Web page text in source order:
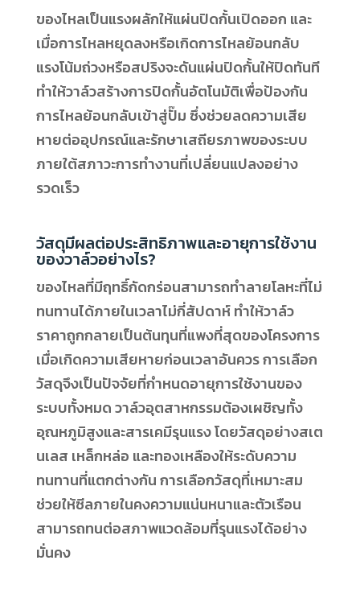
ของไหลเป็นแรงผลักให้แผ่นปิดกั้นเปิดออก และ
เมื่อการไหลหยุดลงหรือเกิดการไหลย้อนกลับ
แรงโน้มถ่วงหรือสปริงจะดันแผ่นปิดกั้นให้ปิดทันที
ทำให้วาล์วสร้างการปิดกั้นอัตโนมัติเพื่อป้องกัน
การไหลย้อนกลับเข้าสู่ปั๊ม ซึ่งช่วยลดความเสีย
หายต่ออุปกรณ์และรักษาเสถียรภาพของระบบ
ภายใต้สภาวะการทำงานที่เปลี่ยนแปลงอย่าง
รวดเร็ว
วัสดุมีผลต่อประสิทธิภาพและอายุการใช้งาน
ของวาล์วอย่างไร?
ของไหลที่มีฤทธิ์กัดกร่อนสามารถทำลายโลหะที่ไม่
ทนทานได้ภายในเวลาไม่กี่สัปดาห์ ทำให้วาล์ว
ราคาถูกกลายเป็นต้นทุนที่แพงที่สุดของโครงการ
เมื่อเกิดความเสียหายก่อนเวลาอันควร การเลือก
วัสดุจึงเป็นปัจจัยที่กำหนดอายุการใช้งานของ
ระบบทั้งหมด วาล์วอุตสาหกรรมต้องเผชิญทั้ง
อุณหภูมิสูงและสารเคมีรุนแรง โดยวัสดุอย่างสเต
นเลส เหล็กหล่อ และทองเหลืองให้ระดับความ
ทนทานที่แตกต่างกัน การเลือกวัสดุที่เหมาะสม
ช่วยให้ซีลภายในคงความแน่นหนาและตัวเรือน
สามารถทนต่อสภาพแวดล้อมที่รุนแรงได้อย่าง
มั่นคง